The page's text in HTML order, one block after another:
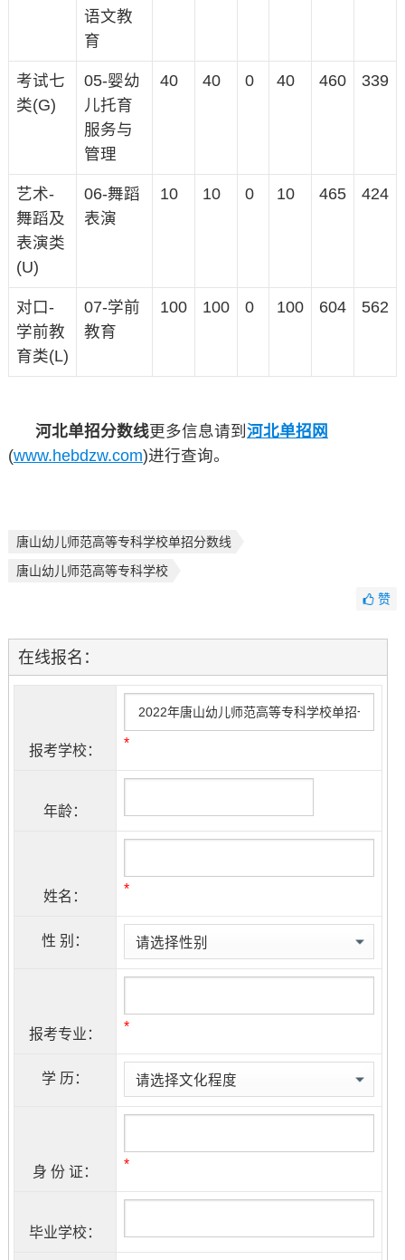
语文教
育
考试七
类(G)
05-婴幼
儿托育
服务与
管理
40 40 0 40 460 339
艺术-
舞蹈及
表演类
(U)
06-舞蹈
表演
10 10 0 10 465 424
对口-
学前教
育类(L)
07-学前
教育
100 100 0 100 604 562
河北单招分数线更多信息请到 河北单招网
(www.hebdzw.com)进行查询。
唐山幼儿师范高等专科学校单招分数线
唐山幼儿师范高等专科学校
赞
在线报名：
报考学校： *
年龄：
姓名： *
性 别：
报考专业： *
学 历：
身 份 证： *
毕业学校：